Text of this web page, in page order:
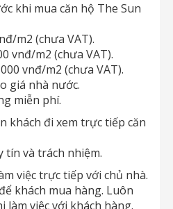
khi mua căn hộ The Sun
m2 (chưa VAT).
vnđ/m2 (chưa VAT).
vnđ/m2 (chưa VAT).
giá nhà nước.
miễn phí.
khách đi xem trực tiếp căn
tín và trách nhiệm.
việc trực tiếp với chủ nhà.
khách mua hàng. Luôn
việc với khách hàng.